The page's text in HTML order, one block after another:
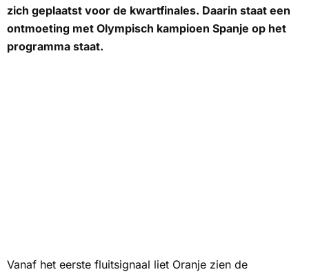
zich geplaatst voor de kwartfinales. Daarin staat een
ontmoeting met Olympisch kampioen Spanje op het
programma staat.
Vanaf het eerste fluitsignaal liet Oranje zien de